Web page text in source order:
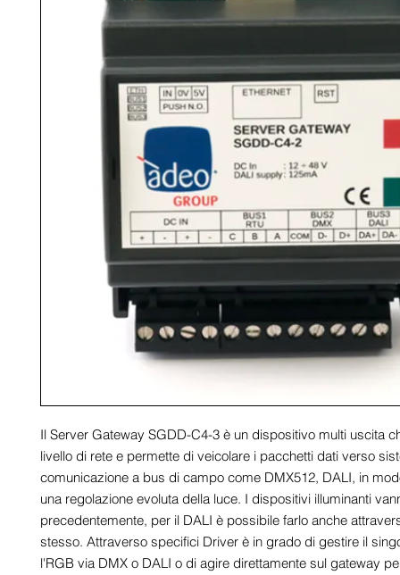
Il Server Gateway SGDD-C4-3 è un dispositivo multi uscita
livello di rete e permette di veicolare i pacchetti dati verso
comunicazione a bus di campo come DMX512, DALI, in
una regolazione evoluta della luce. I dispositivi illuminanti
precedentemente, per il DALI è possibile farlo anche
stesso. Attraverso specifici Driver è in grado di gestire il
l'RGB via DMX o DALI o di agire direttamente sul gateway